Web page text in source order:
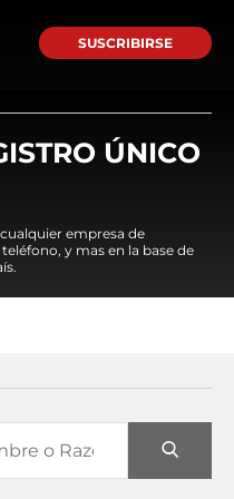
SUSCRIBIRSE
ÚNICO
empresa de
y mas en la base de